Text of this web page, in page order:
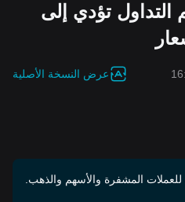
التداول تؤدي إلى
عرض النسخة الأصلية